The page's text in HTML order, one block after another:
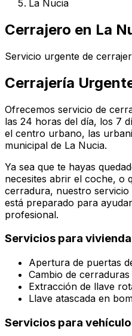
La Nucia
Cerrajero en La
Servicio urgente de
Cerrajería
Ofrecemos servicio de
las 24 horas del día, los 7
el centro urbano, las
municipal de La Nucia.
Ya sea que te hayas
necesites abrir el coche, o
cerradura, nuestro servicio
está preparado para
profesional.
Servicios para
Apertura de puertas
Cambio de
Extracción de llave
Llave atascada en
Servicios para